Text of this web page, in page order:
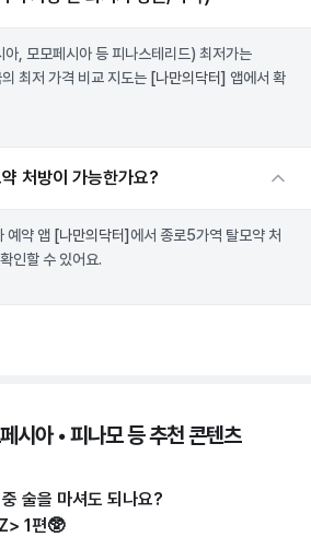
, 모모페시아 등 피나스테리드) 최저가는
최저 가격 비교 지도는 [나만의닥터] 앱에서 확
처방이 가능한가요?
예약 앱 [나만의닥터] 에서 종로5가역 탈모약 처
인할 수 있어요.
시아 • 피나모 등 추천 콘텐츠
술을 마셔도 되나요?
1편🥸